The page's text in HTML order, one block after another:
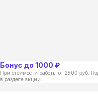
Бонус до 1000 ₽
При стоимости работы от 2500 руб.
в разделе акции.